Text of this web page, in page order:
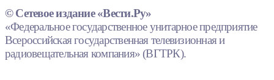
© Сетевое издание «Вести.Ру»
«Федеральное государственное унитарное предприятие
Всероссийская государственная телевизионная и
радиовещательная компания» (ВГТРК).